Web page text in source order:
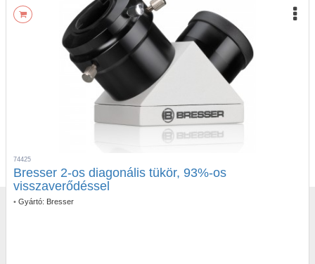
74425
Bresser 2-os diagonális tükör, 93%-os
visszaverődéssel
• Gyártó: Bresser